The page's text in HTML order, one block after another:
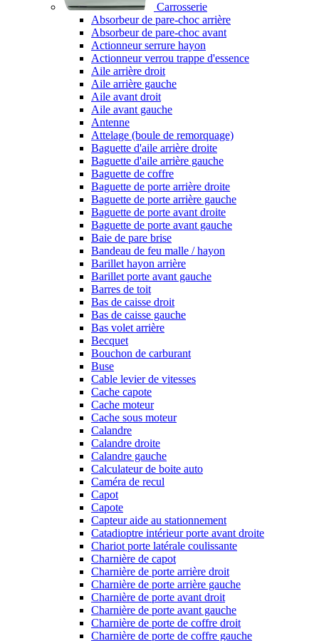
Carrosserie
Absorbeur de pare-choc arrière
Absorbeur de pare-choc avant
Actionneur serrure hayon
Actionneur verrou trappe d'essence
Aile arrière droit
Aile arrière gauche
Aile avant droit
Aile avant gauche
Antenne
Attelage (boule de remorquage)
Baguette d'aile arrière droite
Baguette d'aile arrière gauche
Baguette de coffre
Baguette de porte arrière droite
Baguette de porte arrière gauche
Baguette de porte avant droite
Baguette de porte avant gauche
Baie de pare brise
Bandeau de feu malle / hayon
Barillet hayon arrière
Barillet porte avant gauche
Barres de toit
Bas de caisse droit
Bas de caisse gauche
Bas volet arrière
Becquet
Bouchon de carburant
Buse
Cable levier de vitesses
Cache capote
Cache moteur
Cache sous moteur
Calandre
Calandre droite
Calandre gauche
Calculateur de boite auto
Caméra de recul
Capot
Capote
Capteur aide au stationnement
Catadioptre intérieur porte avant droite
Chariot porte latérale coulissante
Charnière de capot
Charnière de porte arrière droit
Charnière de porte arrière gauche
Charnière de porte avant droit
Charnière de porte avant gauche
Charnière de porte de coffre droit
Charnière de porte de coffre gauche